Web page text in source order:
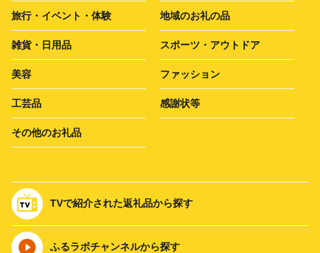
旅行・イベント・体験 地域のお礼の品
雑貨・日用品 スポーツ・アウトドア
美容 ファッション
工芸品 感謝状等
その他のお礼品
TVで紹介された返礼品から探す
ふるラボチャンネルから探す